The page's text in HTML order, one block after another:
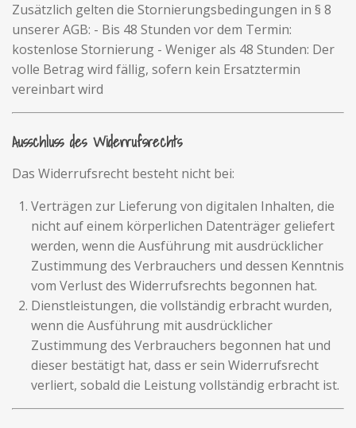
Zusätzlich gelten die Stornierungsbedingungen in § 8
unserer AGB: - Bis 48 Stunden vor dem Termin:
kostenlose Stornierung - Weniger als 48 Stunden: Der
volle Betrag wird fällig, sofern kein Ersatztermin
vereinbart wird
Ausschluss des Widerrufsrechts
Das Widerrufsrecht besteht nicht bei:
Verträgen zur Lieferung von digitalen Inhalten, die
nicht auf einem körperlichen Datenträger geliefert
werden, wenn die Ausführung mit ausdrücklicher
Zustimmung des Verbrauchers und dessen Kenntnis
vom Verlust des Widerrufsrechts begonnen hat.
Dienstleistungen, die vollständig erbracht wurden,
wenn die Ausführung mit ausdrücklicher
Zustimmung des Verbrauchers begonnen hat und
dieser bestätigt hat, dass er sein Widerrufsrecht
verliert, sobald die Leistung vollständig erbracht ist.